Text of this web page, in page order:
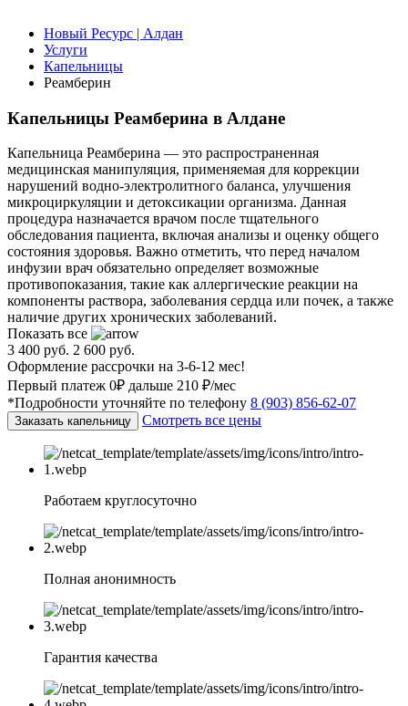
Новый Ресурс | Алдан
Услуги
Капельницы
Реамберин
Капельницы Реамберина в Алдане
Капельница Реамберина — это распространенная
медицинская манипуляция, применяемая для коррекции
нарушений водно-электролитного баланса, улучшения
микроциркуляции и детоксикации организма. Данная
процедура назначается врачом после тщательного
обследования пациента, включая анализы и оценку общего
состояния здоровья. Важно отметить, что перед началом
инфузии врач обязательно определяет возможные
противопоказания, такие как аллергические реакции на
компоненты раствора, заболевания сердца или почек, а также
наличие других хронических заболеваний.
Показать все
3 400 руб. 2 600 руб.
Оформление рассрочки на 3-6-12 мес!
Первый платеж 0₽ дальше 210 ₽/мес
*Подробности уточняйте по телефону 8 (903) 856-62-07
Заказать капельницу Смотреть все цены
Работаем круглосуточно
Полная анонимность
Гарантия качества